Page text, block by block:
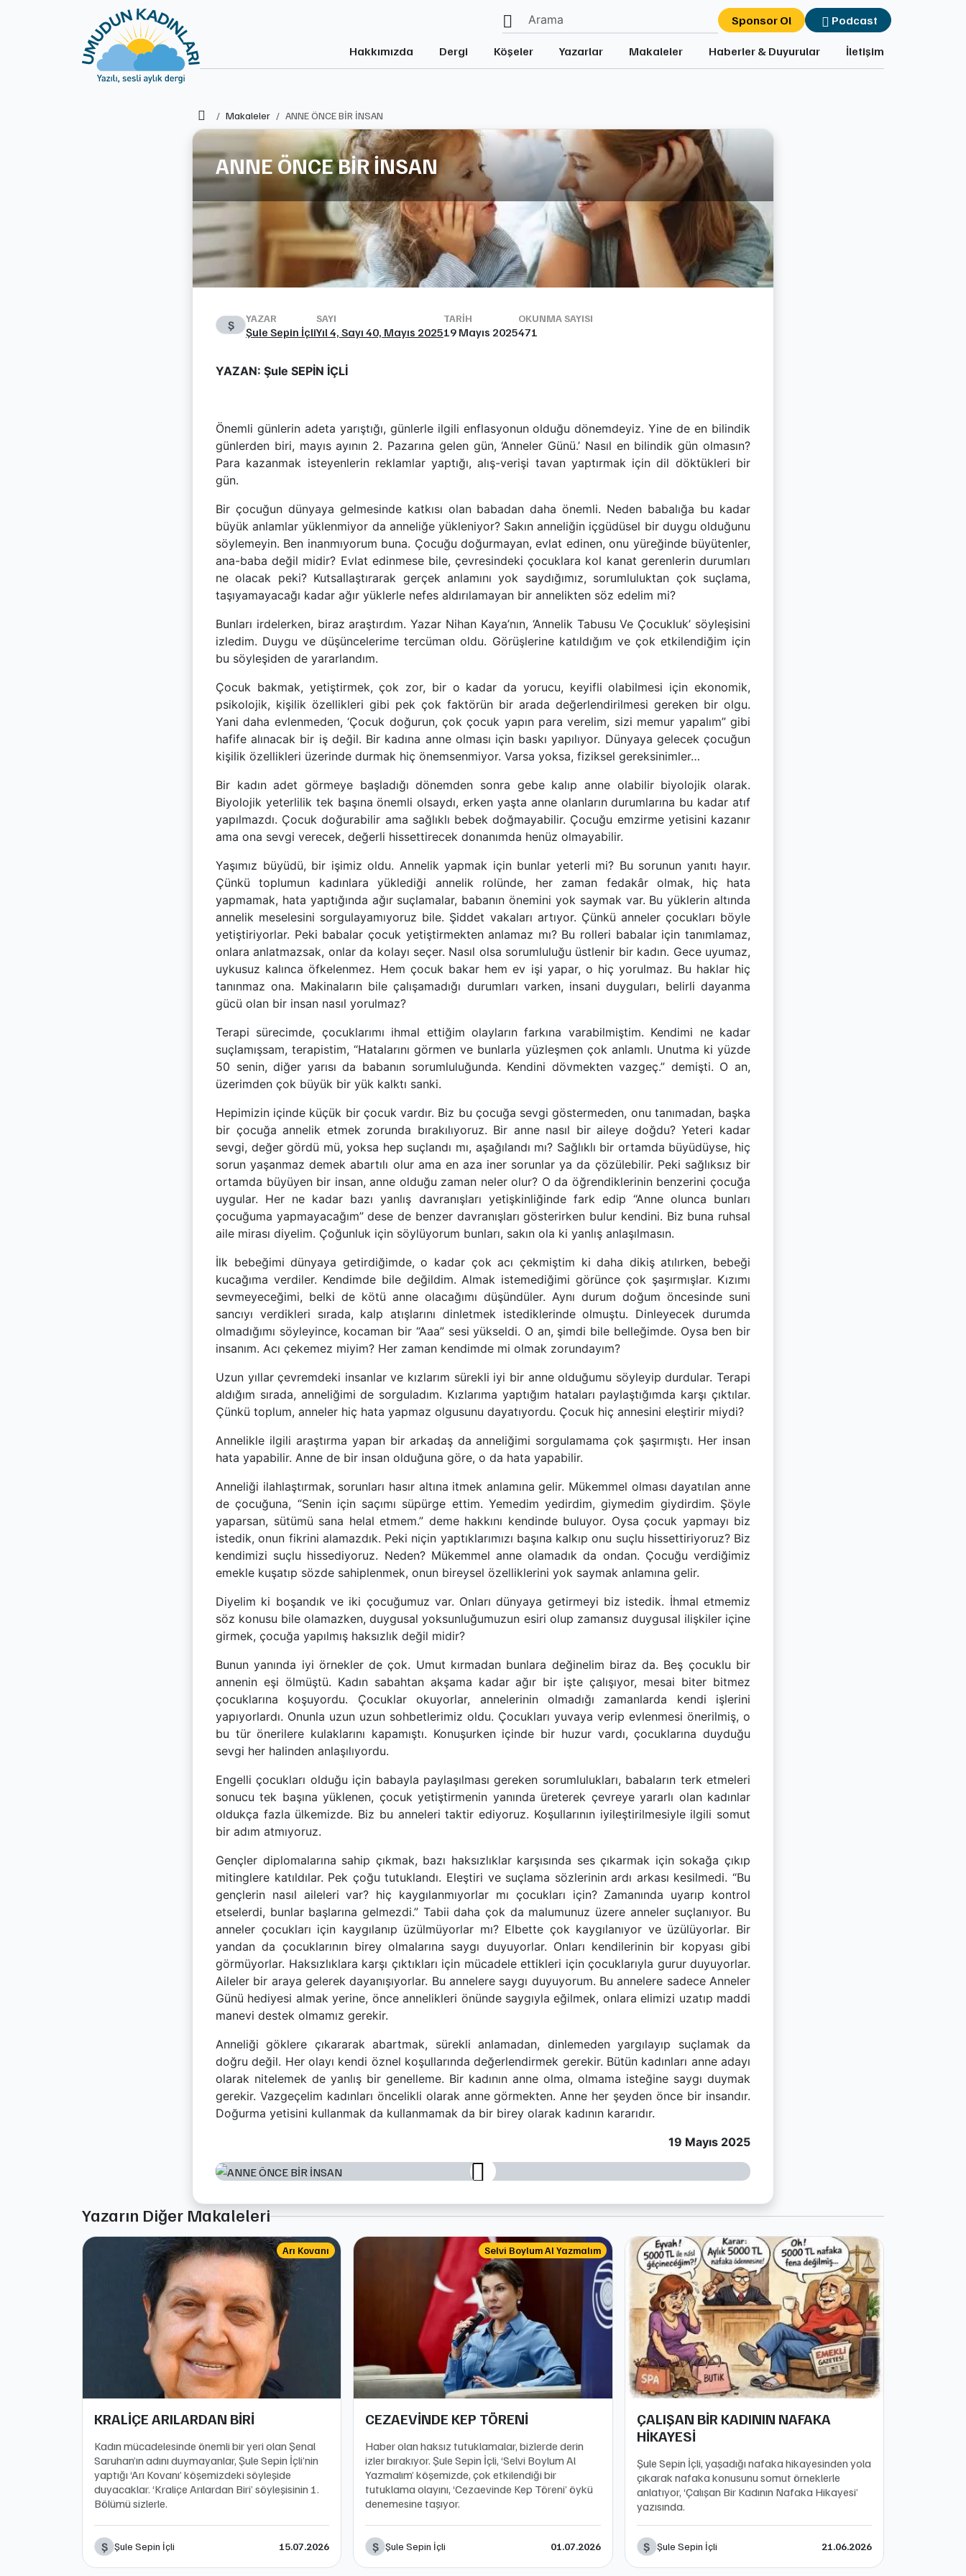
Sponsor Ol Podcast
Hakkımızda Dergi Köşeler Yazarlar Makaleler Haberler & Duyurular İletişim
Ana SayfaMakaleler ANNE ÖNCE BİR İNSAN
ANNE ÖNCE BİR İNSAN
Ş YAZAR
Şule Sepin İçli
SAYI
Yıl 4, Sayı 40, Mayıs 2025
TARIH
19 Mayıs 2025
OKUNMA SAYISI
471
YAZAN: Şule SEPİN İÇLİ
Önemli günlerin adeta yarıştığı, günlerle ilgili enflasyonun olduğu dönemdeyiz. Yine de en bilindik
günlerden biri, mayıs ayının 2. Pazarına gelen gün, ‘Anneler Günü.’ Nasıl en bilindik gün olmasın?
Para kazanmak isteyenlerin reklamlar yaptığı, alış-verişi tavan yaptırmak için dil döktükleri bir
gün.
Bir çocuğun dünyaya gelmesinde katkısı olan babadan daha önemli. Neden babalığa bu kadar
büyük anlamlar yüklenmiyor da anneliğe yükleniyor? Sakın anneliğin içgüdüsel bir duygu olduğunu
söylemeyin. Ben inanmıyorum buna. Çocuğu doğurmayan, evlat edinen, onu yüreğinde büyütenler,
ana-baba değil midir? Evlat edinmese bile, çevresindeki çocuklara kol kanat gerenlerin durumları
ne olacak peki? Kutsallaştırarak gerçek anlamını yok saydığımız, sorumluluktan çok suçlama,
taşıyamayacağı kadar ağır yüklerle nefes aldırılamayan bir annelikten söz edelim mi?
Bunları irdelerken, biraz araştırdım. Yazar Nihan Kaya’nın, ‘Annelik Tabusu Ve Çocukluk’ söyleşisini
izledim. Duygu ve düşüncelerime tercüman oldu. Görüşlerine katıldığım ve çok etkilendiğim için
bu söyleşiden de yararlandım.
Çocuk bakmak, yetiştirmek, çok zor, bir o kadar da yorucu, keyifli olabilmesi için ekonomik,
psikolojik, kişilik özellikleri gibi pek çok faktörün bir arada değerlendirilmesi gereken bir olgu.
Yani daha evlenmeden, ‘Çocuk doğurun, çok çocuk yapın para verelim, sizi memur yapalım” gibi
hafife alınacak bir iş değil. Bir kadına anne olması için baskı yapılıyor. Dünyaya gelecek çocuğun
kişilik özellikleri üzerinde durmak hiç önemsenmiyor. Varsa yoksa, fiziksel gereksinimler…
Bir kadın adet görmeye başladığı dönemden sonra gebe kalıp anne olabilir biyolojik olarak.
Biyolojik yeterlilik tek başına önemli olsaydı, erken yaşta anne olanların durumlarına bu kadar atıf
yapılmazdı. Çocuk doğurabilir ama sağlıklı bebek doğmayabilir. Çocuğu emzirme yetisini kazanır
ama ona sevgi verecek, değerli hissettirecek donanımda henüz olmayabilir.
Yaşımız büyüdü, bir işimiz oldu. Annelik yapmak için bunlar yeterli mi? Bu sorunun yanıtı hayır.
Çünkü toplumun kadınlara yüklediği annelik rolünde, her zaman fedakâr olmak, hiç hata
yapmamak, hata yaptığında ağır suçlamalar, babanın önemini yok saymak var. Bu yüklerin altında
annelik meselesini sorgulayamıyoruz bile. Şiddet vakaları artıyor. Çünkü anneler çocukları böyle
yetiştiriyorlar. Peki babalar çocuk yetiştirmekten anlamaz mı? Bu rolleri babalar için tanımlamaz,
onlara anlatmazsak, onlar da kolayı seçer. Nasıl olsa sorumluluğu üstlenir bir kadın. Gece uyumaz,
uykusuz kalınca öfkelenmez. Hem çocuk bakar hem ev işi yapar, o hiç yorulmaz. Bu haklar hiç
tanınmaz ona. Makinaların bile çalışamadığı durumları varken, insani duyguları, belirli dayanma
gücü olan bir insan nasıl yorulmaz?
Terapi sürecimde, çocuklarımı ihmal ettiğim olayların farkına varabilmiştim. Kendimi ne kadar
suçlamışsam, terapistim, “Hatalarını görmen ve bunlarla yüzleşmen çok anlamlı. Unutma ki yüzde
50 senin, diğer yarısı da babanın sorumluluğunda. Kendini dövmekten vazgeç.” demişti. O an,
üzerimden çok büyük bir yük kalktı sanki.
Hepimizin içinde küçük bir çocuk vardır. Biz bu çocuğa sevgi göstermeden, onu tanımadan, başka
bir çocuğa annelik etmek zorunda bırakılıyoruz. Bir anne nasıl bir aileye doğdu? Yeteri kadar
sevgi, değer gördü mü, yoksa hep suçlandı mı, aşağılandı mı? Sağlıklı bir ortamda büyüdüyse, hiç
sorun yaşanmaz demek abartılı olur ama en aza iner sorunlar ya da çözülebilir. Peki sağlıksız bir
ortamda büyüyen bir insan, anne olduğu zaman neler olur? O da öğrendiklerinin benzerini çocuğa
uygular. Her ne kadar bazı yanlış davranışları yetişkinliğinde fark edip “Anne olunca bunları
çocuğuma yapmayacağım” dese de benzer davranışları gösterirken bulur kendini. Biz buna ruhsal
aile mirası diyelim. Çoğunluk için söylüyorum bunları, sakın ola ki yanlış anlaşılmasın.
İlk bebeğimi dünyaya getirdiğimde, o kadar çok acı çekmiştim ki daha dikiş atılırken, bebeği
kucağıma verdiler. Kendimde bile değildim. Almak istemediğimi görünce çok şaşırmışlar. Kızımı
sevmeyeceğimi, belki de kötü anne olacağımı düşündüler. Aynı durum doğum öncesinde suni
sancıyı verdikleri sırada, kalp atışlarını dinletmek istediklerinde olmuştu. Dinleyecek durumda
olmadığımı söyleyince, kocaman bir “Aaa” sesi yükseldi. O an, şimdi bile belleğimde. Oysa ben bir
insanım. Acı çekemez miyim? Her zaman kendimde mi olmak zorundayım?
Uzun yıllar çevremdeki insanlar ve kızlarım sürekli iyi bir anne olduğumu söyleyip durdular. Terapi
aldığım sırada, anneliğimi de sorguladım. Kızlarıma yaptığım hataları paylaştığımda karşı çıktılar.
Çünkü toplum, anneler hiç hata yapmaz olgusunu dayatıyordu. Çocuk hiç annesini eleştirir miydi?
Annelikle ilgili araştırma yapan bir arkadaş da anneliğimi sorgulamama çok şaşırmıştı. Her insan
hata yapabilir. Anne de bir insan olduğuna göre, o da hata yapabilir.
Anneliği ilahlaştırmak, sorunları hasır altına itmek anlamına gelir. Mükemmel olması dayatılan anne
de çocuğuna, “Senin için saçımı süpürge ettim. Yemedim yedirdim, giymedim giydirdim. Şöyle
yaparsan, sütümü sana helal etmem.” deme hakkını kendinde buluyor. Oysa çocuk yapmayı biz
istedik, onun fikrini alamazdık. Peki niçin yaptıklarımızı başına kalkıp onu suçlu hissettiriyoruz? Biz
kendimizi suçlu hissediyoruz. Neden? Mükemmel anne olamadık da ondan. Çocuğu verdiğimiz
emekle kuşatıp sözde sahiplenmek, onun bireysel özelliklerini yok saymak anlamına gelir.
Diyelim ki boşandık ve iki çocuğumuz var. Onları dünyaya getirmeyi biz istedik. İhmal etmemiz
söz konusu bile olamazken, duygusal yoksunluğumuzun esiri olup zamansız duygusal ilişkiler içine
girmek, çocuğa yapılmış haksızlık değil midir?
Bunun yanında iyi örnekler de çok. Umut kırmadan bunlara değinelim biraz da. Beş çocuklu bir
annenin eşi ölmüştü. Kadın sabahtan akşama kadar ağır bir işte çalışıyor, mesai biter bitmez
çocuklarına koşuyordu. Çocuklar okuyorlar, annelerinin olmadığı zamanlarda kendi işlerini
yapıyorlardı. Onunla uzun uzun sohbetlerimiz oldu. Çocukları yuvaya verip evlenmesi önerilmiş, o
bu tür önerilere kulaklarını kapamıştı. Konuşurken içinde bir huzur vardı, çocuklarına duyduğu
sevgi her halinden anlaşılıyordu.
Engelli çocukları olduğu için babayla paylaşılması gereken sorumlulukları, babaların terk etmeleri
sonucu tek başına yüklenen, çocuk yetiştirmenin yanında üreterek çevreye yararlı olan kadınlar
oldukça fazla ülkemizde. Biz bu anneleri taktir ediyoruz. Koşullarının iyileştirilmesiyle ilgili somut
bir adım atmıyoruz.
Gençler diplomalarına sahip çıkmak, bazı haksızlıklar karşısında ses çıkarmak için sokağa çıkıp
mitinglere katıldılar. Pek çoğu tutuklandı. Eleştiri ve suçlama sözlerinin ardı arkası kesilmedi. “Bu
gençlerin nasıl aileleri var? hiç kaygılanmıyorlar mı çocukları için? Zamanında uyarıp kontrol
etselerdi, bunlar başlarına gelmezdi.” Tabii daha çok da malumunuz üzere anneler suçlanıyor. Bu
anneler çocukları için kaygılanıp üzülmüyorlar mı? Elbette çok kaygılanıyor ve üzülüyorlar. Bir
yandan da çocuklarının birey olmalarına saygı duyuyorlar. Onları kendilerinin bir kopyası gibi
görmüyorlar. Haksızlıklara karşı çıktıkları için mücadele ettikleri için çocuklarıyla gurur duyuyorlar.
Aileler bir araya gelerek dayanışıyorlar. Bu annelere saygı duyuyorum. Bu annelere sadece Anneler
Günü hediyesi almak yerine, önce annelikleri önünde saygıyla eğilmek, onlara elimizi uzatıp maddi
manevi destek olmamız gerekir.
Anneliği göklere çıkararak abartmak, sürekli anlamadan, dinlemeden yargılayıp suçlamak da
doğru değil. Her olayı kendi öznel koşullarında değerlendirmek gerekir. Bütün kadınları anne adayı
olarak nitelemek de yanlış bir genelleme. Bir kadının anne olma, olmama isteğine saygı duymak
gerekir. Vazgeçelim kadınları öncelikli olarak anne görmekten. Anne her şeyden önce bir insandır.
Doğurma yetisini kullanmak da kullanmamak da bir birey olarak kadının kararıdır.
19 Mayıs 2025
Yazarın Diğer Makaleleri
Arı Kovanı
KRALİÇE ARILARDAN BİRİ
Kadın mücadelesinde önemli bir yeri olan Şenal
Saruhan’ın adını duymayanlar, Şule Sepin İçli’nin
yaptığı ‘Arı Kovanı’ köşemizdeki söyleşide
duyacaklar. ‘Kraliçe Arılardan Biri’ söyleşisinin 1.
Bölümü sizlerle.
Ş Şule Sepin İçli 15.07.2026
Selvi Boylum Al Yazmalım
CEZAEVİNDE KEP TÖRENİ
Haber olan haksız tutuklamalar, bizlerde derin
izler bırakıyor. Şule Sepin İçli, ‘Selvi Boylum Al
Yazmalım’ köşemizde, çok etkilendiği bir
tutuklama olayını, ‘Cezaevinde Kep Töreni’ öykü
denemesine taşıyor.
Ş Şule Sepin İçli 01.07.2026
ÇALIŞAN BİR KADININ NAFAKA
HİKAYESİ
Şule Sepin İçli, yaşadığı nafaka hikayesinden yola
çıkarak nafaka konusunu somut örneklerle
anlatıyor, ‘Çalışan Bir Kadının Nafaka Hikayesi’
yazısında.
Ş Şule Sepin İçli 21.06.2026